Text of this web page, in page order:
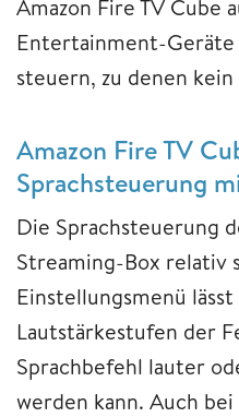
Amazon Fire TV Cube
Entertainment-
steuern, zu denen
Amazon Fire TV
Sprachsteuerung
Die Sprachsteuerung
Streaming-Box relativ
Einstellungsmenü
Lautstärkestufen der
Sprachbefehl lauter
werden kann. Auch